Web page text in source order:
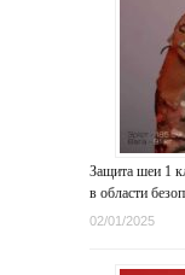
Защита шеи 1
в области
02/01/2025